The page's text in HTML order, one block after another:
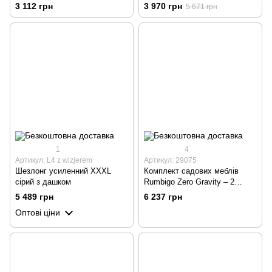
регульованою спинкою,
темно-синій
3 112 грн 3 970 грн 5 671 грн
1
Артикул: L4 z wizjerem
Шезлонг усиленний XXXL
сірий з дашком
5 489 грн
Оптові ціни
4
Артикул: 29075
Комплект садових меблів
Rumbigo Zero Gravity – 2
шезлонги та столик для
відпочинку, навантаження до
6 237 грн